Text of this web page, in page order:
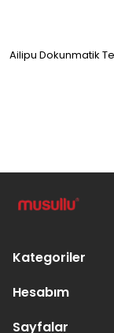
Kategoriler
Hesabım
Sayfalar